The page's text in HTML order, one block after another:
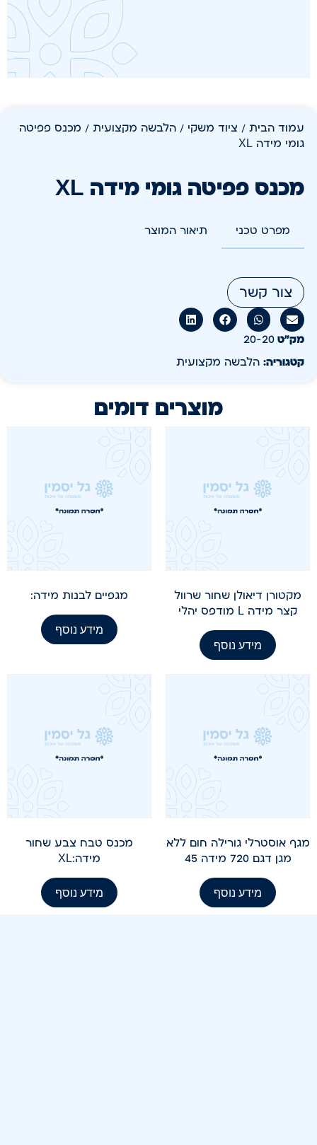
עמוד הבית / ציוד משקי / הלבשה מקצועית / מכנס פפיטה
גומי מידה XL
מכנס פפיטה גומי מידה XL
מפרט טכני תיאור המוצר
צור קשר
מק״ט 20-20
קטגוריה: הלבשה מקצועית
מוצרים דומים
מקטורן דיאולן שחור שרוול
קצר מידה L מודפס יהלי
מידע נוסף
מגפיים לבנות מידה:
מידע נוסף
מגף אוסטרלי גורילה חום ללא
מגן דגם 720 מידה 45
מידע נוסף
מכנס טבח צבע שחור
מידה:XL
מידע נוסף